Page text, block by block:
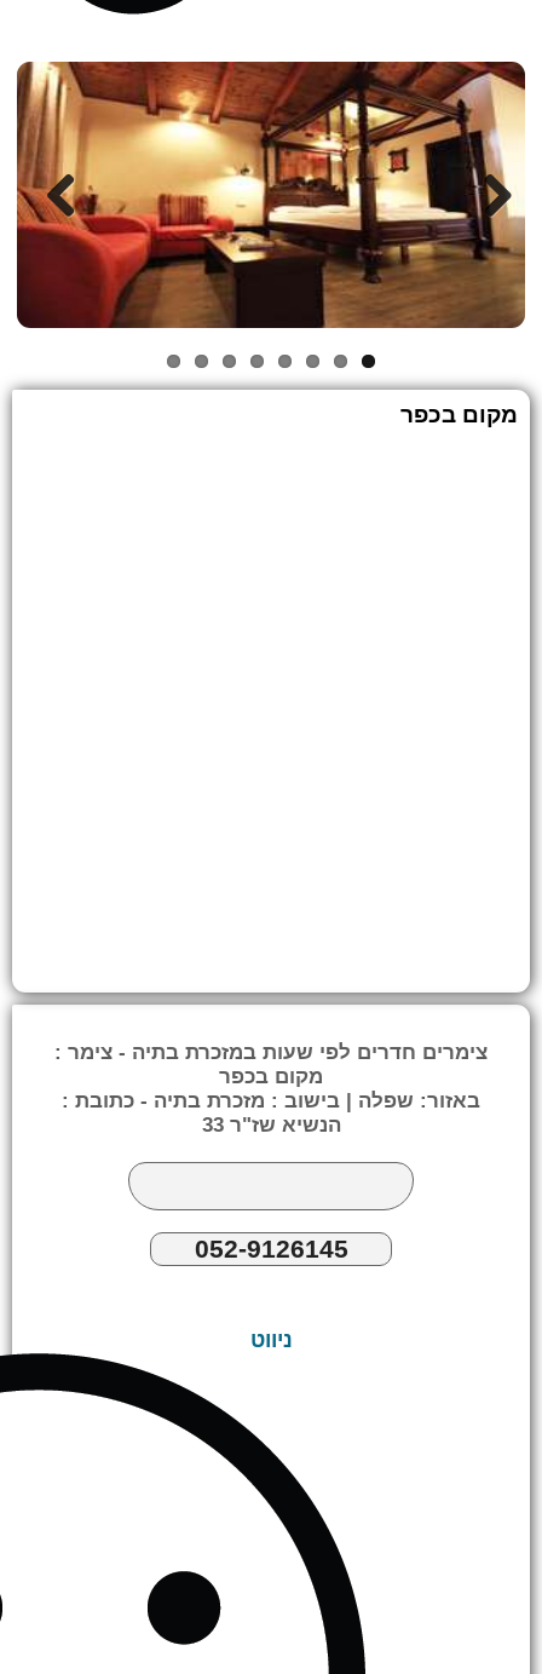
Previous Next
מקום בכפר
צימרים חדרים לפי שעות במזכרת בתיה - צימר :
מקום בכפר
באזור: שפלה | בישוב : מזכרת בתיה - כתובת :
הנשיא שז"ר 33
052-9126145
ניווט